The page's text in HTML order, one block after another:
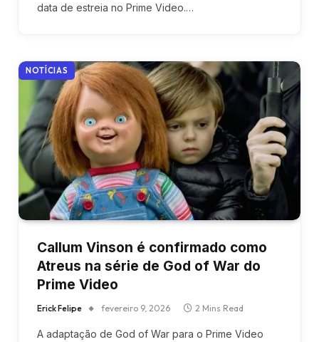
data de estreia no Prime Video.…
NOTÍCIAS
Callum Vinson é confirmado como
Atreus na série de God of War do
Prime Video
Erick Felipe fevereiro 9, 2026 2 Mins Read
A adaptação de God of War para o Prime Video